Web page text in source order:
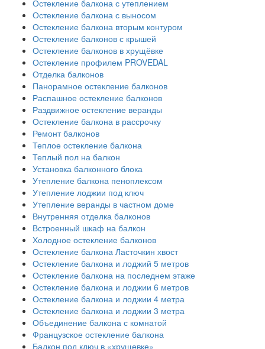
Остекление балкона с утеплением
Остекление балкона с выносом
Остекление балкона вторым контуром
Остекление балконов с крышей
Остекление балконов в хрущёвке
Остекление профилем PROVEDAL
Отделка балконов
Панорамное остекление балконов
Распашное остекление балконов
Раздвижное остекление веранды
Остекление балкона в рассрочку
Ремонт балконов
Теплое остекление балкона
Теплый пол на балкон
Установка балконного блока
Утепление балкона пеноплексом
Утепление лоджии под ключ
Утепление веранды в частном доме
Внутренняя отделка балконов
Встроенный шкаф на балкон
Холодное остекление балконов
Остекление балкона Ласточкин хвост
Остекление балкона и лоджий 5 метров
Остекление балкона на последнем этаже
Остекление балкона и лоджии 6 метров
Остекление балкона и лоджии 4 метра
Остекление балкона и лоджии 3 метра
Объединение балкона с комнатой
Французское остекление балкона
Балкон под ключ в «хрущевке»